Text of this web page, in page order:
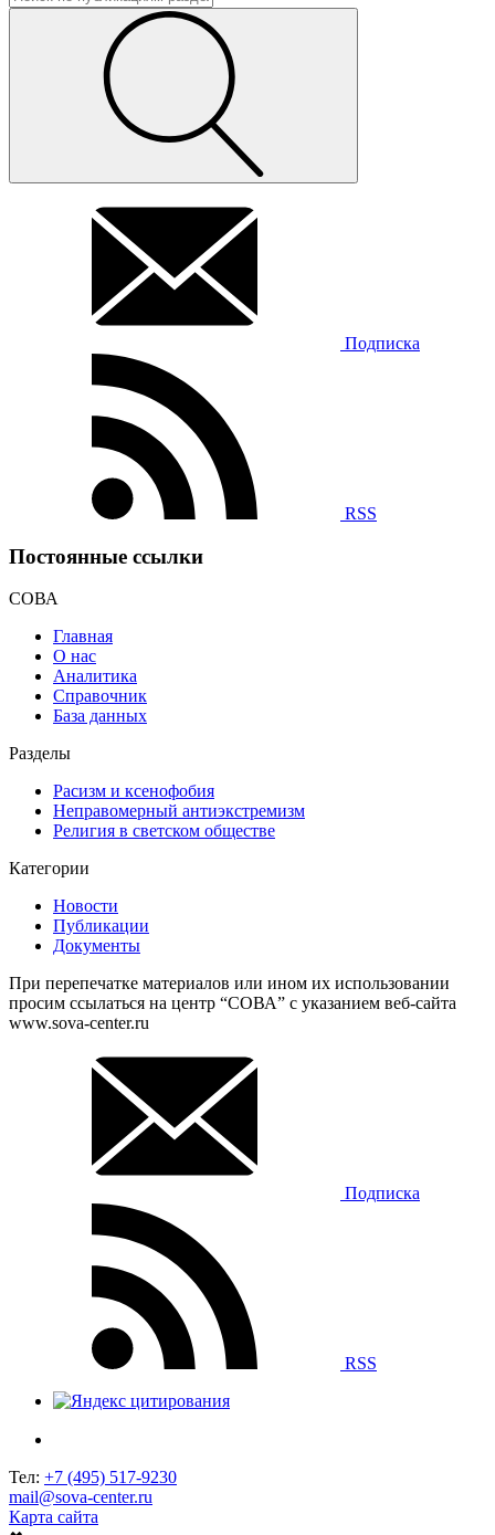
Подписка
RSS
Постоянные ссылки
СОВА
Главная
О нас
Аналитика
Справочник
База данных
Разделы
Расизм и ксенофобия
Неправомерный антиэкстремизм
Религия в светском обществе
Категории
Новости
Публикации
Документы
При перепечатке материалов или ином их использовании
просим ссылаться на центр “СОВА” с указанием веб-сайта
www.sova-center.ru
Подписка
RSS
Тел: +7 (495) 517-9230
mail@sova-center.ru
Карта сайта